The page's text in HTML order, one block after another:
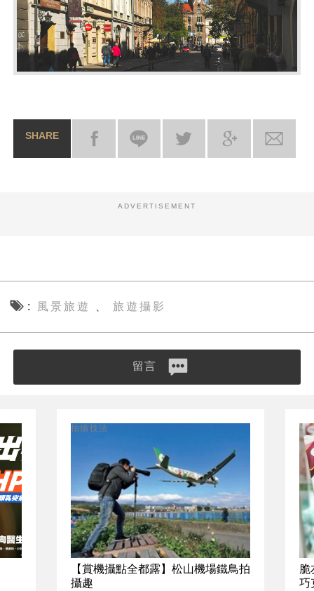
SHARE
ADVERTISEMENT
風景旅遊 旅遊攝影
留言
【賞機攝點全都露】松山機場鐵鳥拍
攝趣
拍攝技法
脆
巧